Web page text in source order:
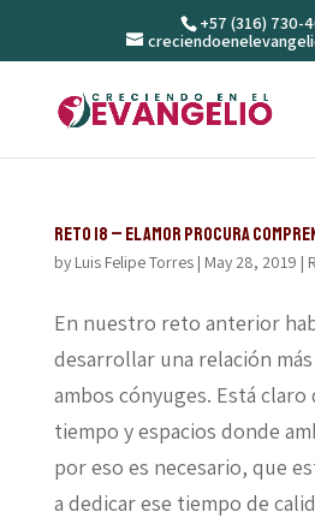
+57 (316) 730-
Reto 18 – El amor procura
by Luis Felipe Torres| May 28, 2019 |
En nuestro reto anterior
desarrollar una relación
ambos cónyuges. Está
tiempo y espacios donde
por eso es necesario, que
a dedicar ese tiempo de